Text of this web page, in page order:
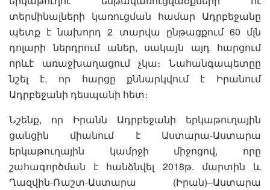
տերմինալների կառուցման համար Ադրբեջանը
պետք է նախորդ 2 տարվա ընթացքում 60 մլն
դոլարի ներդրում աներ, սակայն այդ հարցում
որևէ առաջխաղացում չկա։ Նահանգապետըը
նշել է, որ հարցը քննարկվում է Իրանում
Ադրբեջանի դեսպանի հետ։
Նշենք, որ Իրանն Ադրբեջանի երկաթուղային
ցանցին միանում է Աստարա-Աստարա
երկաթուղային կամրջի միջոցով, որը
շահագործման է հանձնվել 2018թ. մարտին և
Ղազվին-Ռաշտ-Աստարա (Իրան)–Աստարա